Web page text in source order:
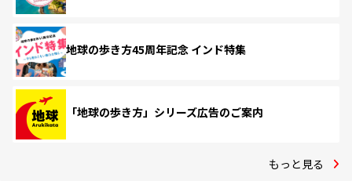
地球の歩き方45周年記念 インド特集
「地球の歩き方」シリーズ広告のご案内
もっと見る